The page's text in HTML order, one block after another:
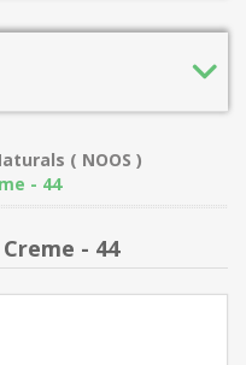
( NOOS )
- 44
- 44